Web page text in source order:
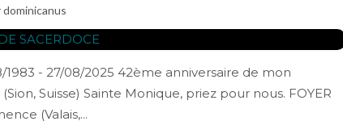
dominicanus
- 27/08/2025 42ème anniversaire de mon
Suisse) Sainte Monique, priez pour nous. FOYER
(Valais,...